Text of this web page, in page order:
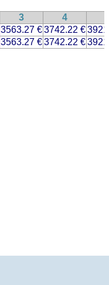
3 4
3563.27 €3742.22 €
3563.27 €3742.22 €